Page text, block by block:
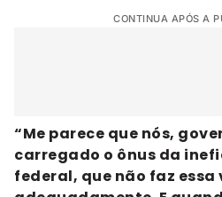
CONTINUA APÓS A
“Me parece que nós,
carregado o ônus da
federal, que não faz